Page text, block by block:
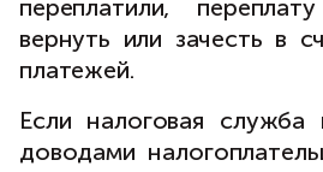
переплатили,
вернуть или зачесть в
платежей.
Если налоговая служба
доводами